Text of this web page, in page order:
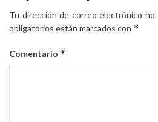
Tu dirección de correo electrónico no
obligatorios están marcados con *
Comentario *